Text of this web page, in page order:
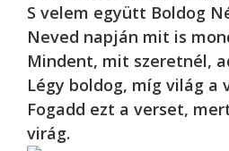
S velem együtt Boldog
Neved napján mit is
Mindent, mit szeretnél,
Légy boldog, míg világ a
Fogadd ezt a verset,
virág.